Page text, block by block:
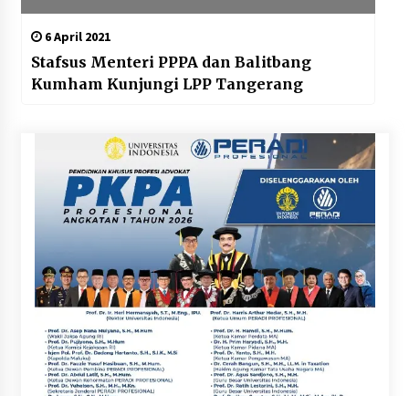
6 April 2021
Stafsus Menteri PPPA dan Balitbang
Kumham Kunjungi LPP Tangerang